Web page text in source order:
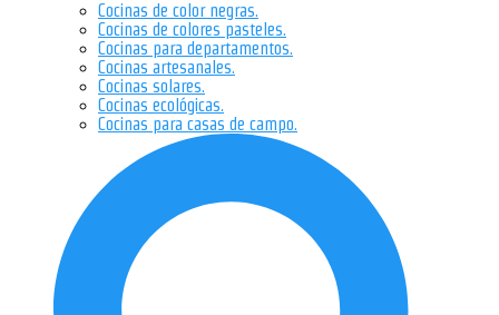
Cocinas de color negras.
Cocinas de colores pasteles.
Cocinas para departamentos.
Cocinas artesanales.
Cocinas solares.
Cocinas ecológicas.
Cocinas para casas de campo.